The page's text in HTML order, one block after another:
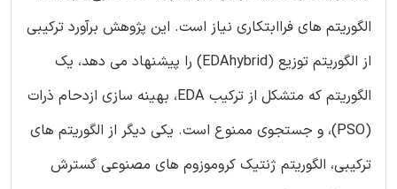
الگوریتم های فراابتکاری نیاز است. این پژوهش برآورد ترکیبی
از الگوریتم توزیع (EDAhybrid) را پیشنهاد می دهد، یک
الگوریتم که متشکل از ترکیب EDA، بهینه سازی ازدحام ذرات
(PSO)، و جستجوی ممنوع است. یکی دیگر از الگوریتم های
ترکیبی، الگوریتم ژنتیک کروموزوم های مصنوعی گسترش